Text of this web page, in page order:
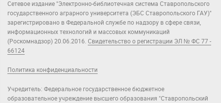
Сетевое издание "Электронно-библиотечная система Ставропольского
государственного аграрного университета (ЭБС Ставропольского ГАУ)"
зарегистрировано в Федеральной службе по надзору в сфере связи,
информационных технологий и массовых коммуникаций
(Роскомнадзор) 20.06.2016. Свидетельство о регистрации ЭЛ № ФС 77 -
66124
Политика конфиденциальности
Учредитель: Федеральное государственное бюджетное
образовательное учреждение высшего образования "Ставропольский